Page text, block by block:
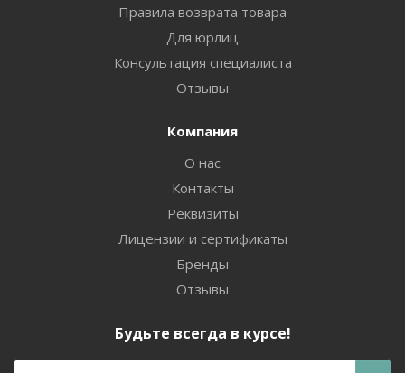
Правила возврата товара
Для юрлиц
Консультация специалиста
Отзывы
Компания
О нас
Контакты
Реквизиты
Лицензии и сертификаты
Бренды
Отзывы
Будьте всегда в курсе!